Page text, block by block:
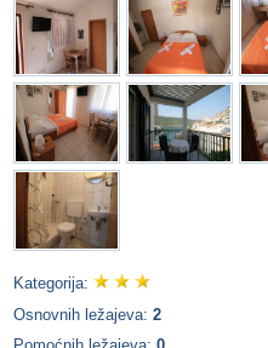
Kategorija:
Osnovnih ležajeva: 2